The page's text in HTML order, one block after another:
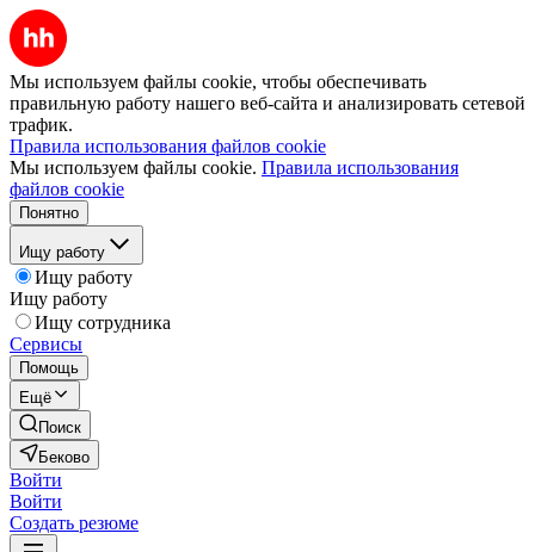
Мы используем файлы cookie, чтобы обеспечивать
правильную работу нашего веб-сайта и анализировать сетевой
трафик.
Правила использования файлов cookie
Мы используем файлы cookie. Правила использования
файлов cookie
Понятно
Ищу работу
Ищу работу
Ищу работу
Ищу сотрудника
Сервисы
Помощь
Ещё
Поиск
Беково
Войти
Войти
Создать резюме